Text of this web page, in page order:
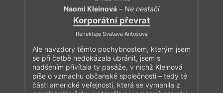
Naomi Kleinová – Ne nestačí
Korporátní převrat
Reflektuje Svatava Antošová
Ale navzdory těmto pochybnostem, kterým jsem
se při četbě nedokázala ubránit, jsem s
nadšením přivítala ty pasáže, v nichž Kleinová
píše o vzmachu občanské společnosti – tedy té
části americké veřejnosti, která se vymanila z